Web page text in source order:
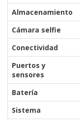
Almacenamiento
Cámara selfie
Conectividad
Puertos y
sensores
Batería
Sistema